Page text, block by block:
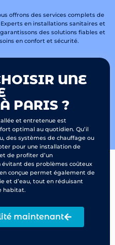
offrons des services complets de
en installations sanitaires et
des solutions fiables et
en confort et sécurité.
UNE
PARIS ?
et entretenue est
optimal au quotidien. Qu’il
des systèmes de chauffage ou
pour une installation de
de profiter d’un
des problèmes coûteux
conçue permet également de
et d’eau, tout en réduisant
habitat.
maintenant